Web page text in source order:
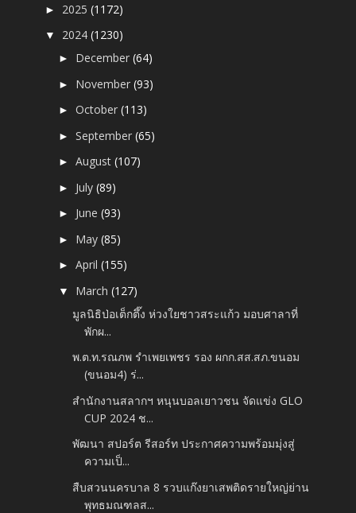
► 2025(1172)
▼ 2024(1230)
► December(64)
► November(93)
►October(113)
►September(65)
►August(107)
► July(89)
► June(93)
► May(85)
►April(155)
▼ March(127)
มูลนิธิป่อเต็กตึ๊ง ห่วงใยชาวสระแก้ว มอบศาลาที่
พักผ...
พ.ต.ท.รณภพ รำเพยเพชร รอง ผกก.สส.สภ.ขนอม
(ขนอม4) ร่...
สำนักงานสลากฯ หนุนบอลเยาวชน จัดแข่ง GLO
CUP 2024 ช...
พัฒนา สปอร์ต รีสอร์ท ประกาศความพร้อมมุ่งสู่
ความเป็...
สืบสวนนครบาล 8 รวบแก๊งยาเสพติดรายใหญ่ย่าน
พุทธมณฑลส...